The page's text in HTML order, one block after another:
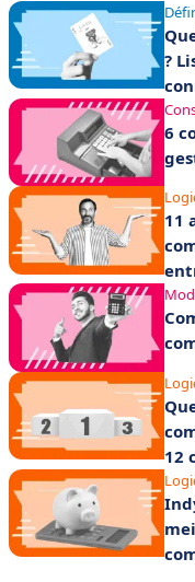
?
6
11
12